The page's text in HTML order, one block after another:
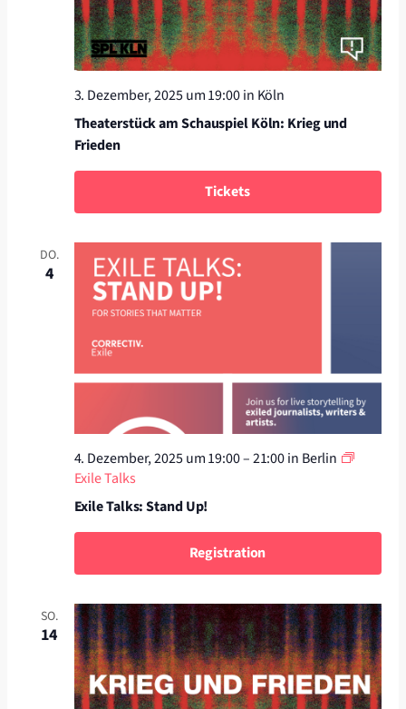
3. Dezember, 2025 um 19:00in Köln
Theaterstück am Schauspiel Köln: Krieg und
Frieden
Tickets
DO.
4
4. Dezember, 2025 um 19:00–21:00in Berlin
Exile Talks
Exile Talks: Stand Up!
Registration
SO.
14